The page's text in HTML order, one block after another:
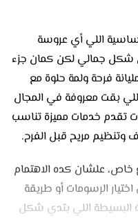
اللي أي عروسة
شكل جمالي لكن كمان جزء
فرحة ولمة حلوة مع
بقت معروفة في المجال
تقدم خدمات مميزة تناسب
وتنظيم مريح قبل الفرح.
خاص، علشان كده الاهتمام
الرسومات أو طريقة
البسيطة اللي بتدي شكل